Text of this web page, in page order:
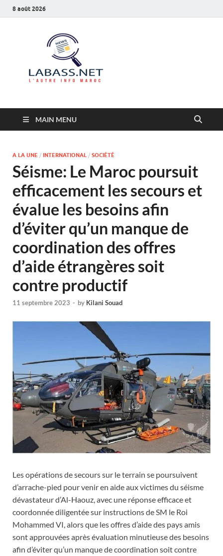
8 août 2026
MAIN MENU
A LA UNE / INTERNATIONAL / SOCIÉTÉ
Séisme: Le Maroc poursuit
efficacement les secours et
évalue les besoins afin
d’éviter qu’un manque de
coordination des offres
d’aide étrangères soit
contre productif
11 septembre 2023 - by Kilani Souad
Les opérations de secours sur le terrain se poursuivent
d’arrache-pied pour venir en aide aux victimes du séisme
dévastateur d’Al-Haouz, avec une réponse efficace et
coordonnée diligentée sur instructions de SM le Roi
Mohammed VI, alors que les offres d’aide des pays amis
sont approuvées après évaluation minutieuse des besoins
afin d’éviter qu’un manque de coordination soit contre